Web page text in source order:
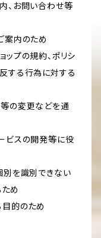
、お問い合わせ等
案内のため
ップの規約、ポリシ
反する行為に対する
等の変更などを通
ービスの開発等に役
別を識別できない
め
目的のため